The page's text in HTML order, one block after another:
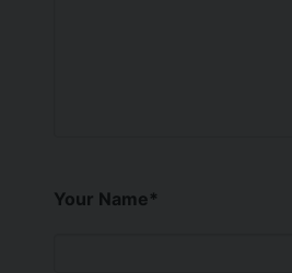
Your Name*